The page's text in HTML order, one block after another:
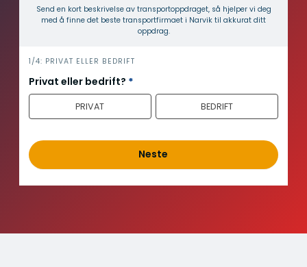
Send en kort beskrivelse av transport­oppdraget, så hjelper vi deg
med å finne det beste transport­firmaet i Narvik til akkurat ditt
oppdrag.
i
n
n
o
d
1/4: PRIVAT ELLER BEDRIFT
Privat eller bedrift? *
PRIVAT BEDRIFT
Neste